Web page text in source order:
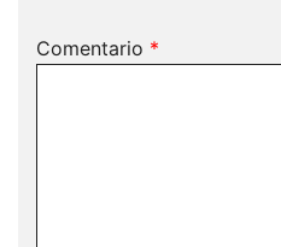
Comentario *